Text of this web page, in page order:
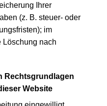
Ihrer
(z. B. steuer- oder
im
Löschung nach
Rechtsgrundlagen
Website